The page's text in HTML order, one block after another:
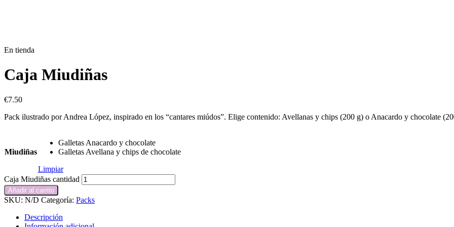
En tienda
Caja Miudiñas
€7.50
Pack ilustrado por Andrea López, inspirado en los “cantares miúdos”. Elige contenido: Avellanas y chips (200 g) o Anacardo y chocolate
Miudiñas
Galletas Anacardo y chocolate
Galletas Avellana y chips de chocolate
Limpiar
Caja Miudiñas cantidad
Añadir al carrito
SKU: N/D Categoría: Packs
Descripción